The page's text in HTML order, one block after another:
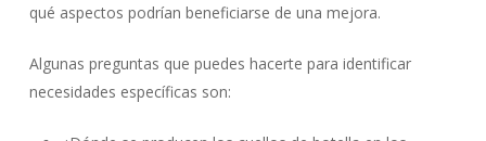
qué aspectos podrían beneficiarse de una mejora.
Algunas preguntas que puedes hacerte para identificar
necesidades específicas son: